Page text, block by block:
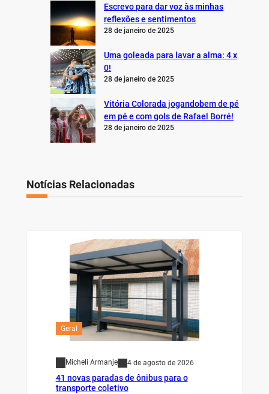
Escrevo para dar voz às minhas
reflexões e sentimentos
28 de janeiro de 2025
Uma goleada para lavar a alma: 4 x
0!
28 de janeiro de 2025
Vitória Colorada jogandobem de pé
em pé e com gols de Rafael Borré!
28 de janeiro de 2025
Notícias Relacionadas
Geral
Micheli Armanje 4 de agosto de 2026
41 novas paradas de ônibus para o
transporte coletivo